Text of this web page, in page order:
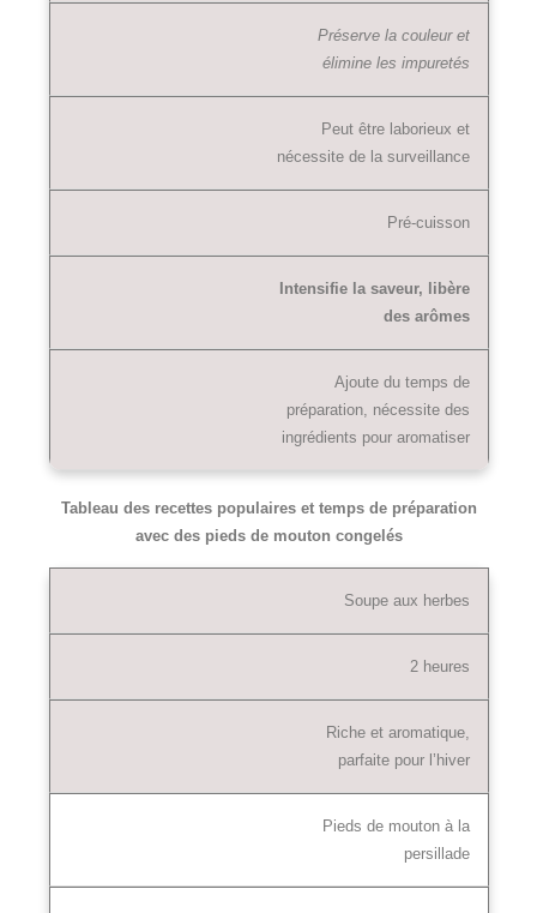
Préserve la couleur et
élimine les impuretés
Peut être laborieux et
nécessite de la surveillance
Pré-cuisson
Intensifie la saveur, libère
des arômes
Ajoute du temps de
préparation, nécessite des
ingrédients pour aromatiser
Tableau des recettes populaires et temps de préparation
avec des pieds de mouton congelés
Soupe aux herbes
2 heures
Riche et aromatique,
parfaite pour l’hiver
Pieds de mouton à la
persillade